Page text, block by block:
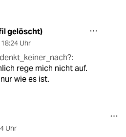
gelöscht)
18:24 Uhr
rege mich nicht auf.
wie es ist.
Uhr